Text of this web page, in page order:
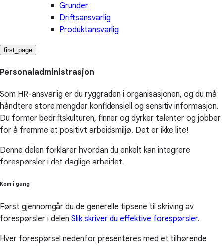
Grunder
Driftsansvarlig
Produktansvarlig
first_page
Personaladministrasjon
Som HR-ansvarlig er du ryggraden i organisasjonen, og du må
håndtere store mengder konfidensiell og sensitiv informasjon.
Du former bedriftskulturen, finner og dyrker talenter og jobber
for å fremme et positivt arbeidsmiljø. Det er ikke lite!
Denne delen forklarer hvordan du enkelt kan integrere
forespørsler i det daglige arbeidet.
Kom i gang
Først gjennomgår du de generelle tipsene til skriving av
forespørsler i delen Slik skriver du effektive forespørsler.
Hver forespørsel nedenfor presenteres med et tilhørende